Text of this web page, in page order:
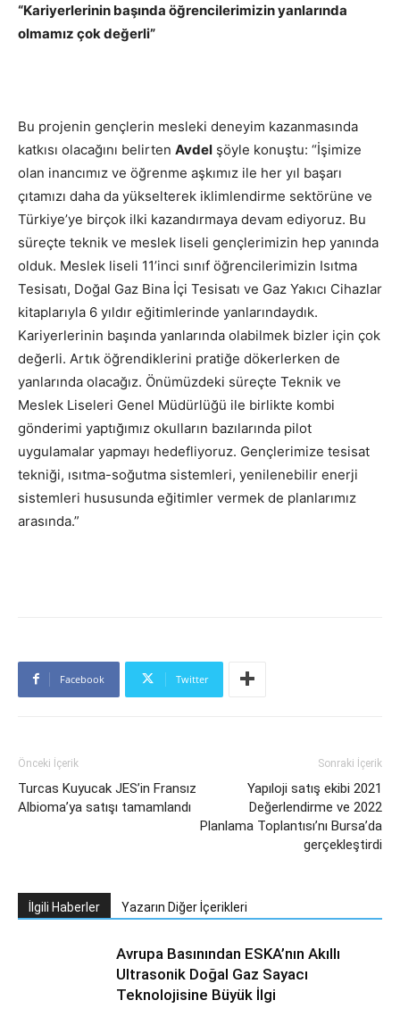
“Kariyerlerinin başında öğrencilerimizin yanlarında
olmamız çok değerli”
Bu projenin gençlerin mesleki deneyim kazanmasında
katkısı olacağını belirten Avdel şöyle konuştu: “İşimize
olan inancımız ve öğrenme aşkımız ile her yıl başarı
çıtamızı daha da yükselterek iklimlendirme sektörüne ve
Türkiye’ye birçok ilki kazandırmaya devam ediyoruz. Bu
süreçte teknik ve meslek liseli gençlerimizin hep yanında
olduk. Meslek liseli 11’inci sınıf öğrencilerimizin Isıtma
Tesisatı, Doğal Gaz Bina İçi Tesisatı ve Gaz Yakıcı Cihazlar
kitaplarıyla 6 yıldır eğitimlerinde yanlarındaydık.
Kariyerlerinin başında yanlarında olabilmek bizler için çok
değerli. Artık öğrendiklerini pratiğe dökerlerken de
yanlarında olacağız. Önümüzdeki süreçte Teknik ve
Meslek Liseleri Genel Müdürlüğü ile birlikte kombi
gönderimi yaptığımız okulların bazılarında pilot
uygulamalar yapmayı hedefliyoruz. Gençlerimize tesisat
tekniği, ısıtma-soğutma sistemleri, yenilenebilir enerji
sistemleri hususunda eğitimler vermek de planlarımız
arasında.”
Facebook Twitter
Önceki İçerik
Turcas Kuyucak JES’in Fransız
Albioma’ya satışı tamamlandı
Sonraki İçerik
Yapıloji satış ekibi 2021
Değerlendirme ve 2022
Planlama Toplantısı’nı Bursa’da
gerçekleştirdi
İlgili Haberler Yazarın Diğer İçerikleri
Avrupa Basınından ESKA’nın Akıllı
Ultrasonik Doğal Gaz Sayacı
Teknolojisine Büyük İlgi